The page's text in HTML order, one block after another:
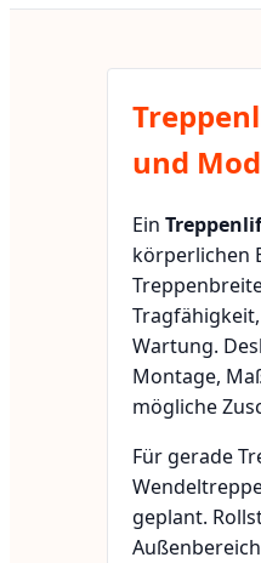
und
Ein
körperlichen
Wartung.
Montage,
mögliche
Für gerade
geplant.